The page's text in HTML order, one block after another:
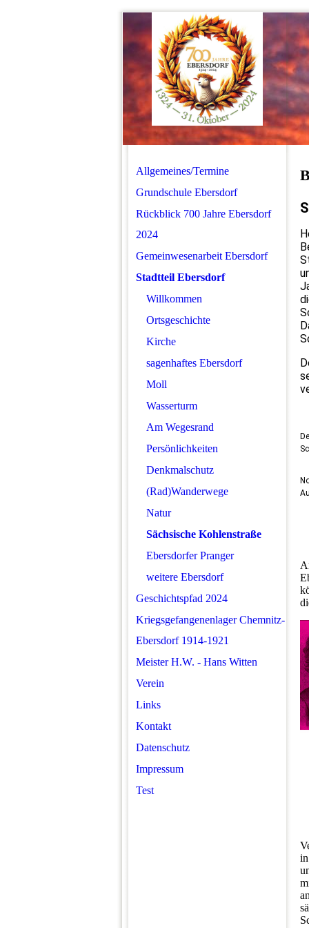
Allgemeines/Termine
Grundschule Ebersdorf
Rückblick 700 Jahre Ebersdorf
2024
Gemeinwesenarbeit Ebersdorf
Stadtteil Ebersdorf
Willkommen
Ortsgeschichte
Kirche
sagenhaftes Ebersdorf
Moll
Wasserturm
Am Wegesrand
Persönlichkeiten
Denkmalschutz
(Rad)Wanderwege
Natur
Sächsische Kohlenstraße
Ebersdorfer Pranger
weitere Ebersdorf
Geschichtspfad 2024
Kriegsgefangenenlager Chemnitz-
Ebersdorf 1914-1921
Meister H.W. - Hans Witten
Verein
Links
Kontakt
Datenschutz
Impressum
Test